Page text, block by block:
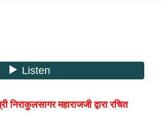
निराकुलसागर महाराजजी द्वारा रचित